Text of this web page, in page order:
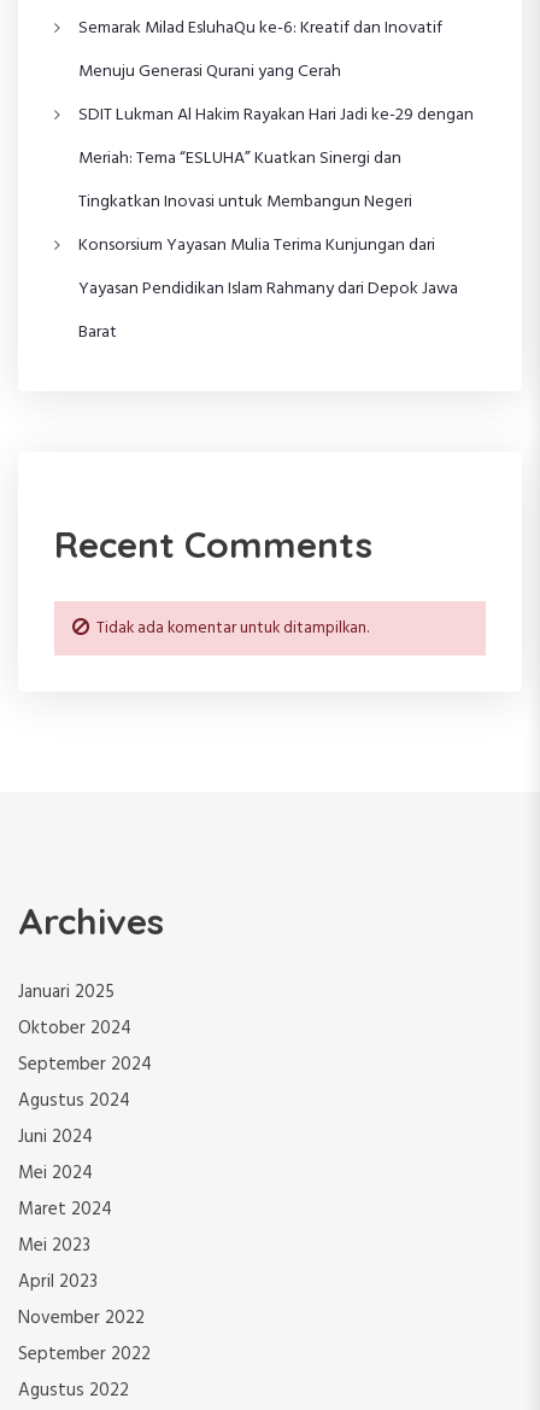
Semarak Milad EsluhaQu ke-6: Kreatif dan Inovatif
Menuju Generasi Qurani yang Cerah
SDIT Lukman Al Hakim Rayakan Hari Jadi ke-29 dengan
Meriah: Tema “ESLUHA” Kuatkan Sinergi dan
Tingkatkan Inovasi untuk Membangun Negeri
Konsorsium Yayasan Mulia Terima Kunjungan dari
Yayasan Pendidikan Islam Rahmany dari Depok Jawa
Barat
Recent Comments
Tidak ada komentar untuk ditampilkan.
Archives
Januari 2025
Oktober 2024
September 2024
Agustus 2024
Juni 2024
Mei 2024
Maret 2024
Mei 2023
April 2023
November 2022
September 2022
Agustus 2022